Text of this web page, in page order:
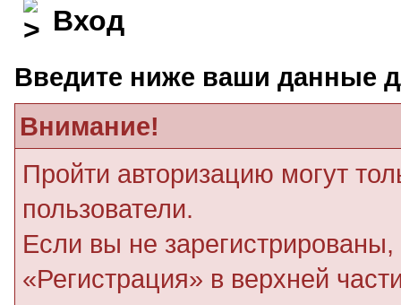
Вход
Введите ниже ваши данные
Внимание!
Пройти авторизацию могут
пользователи.
Если вы не
«Регистрация» в верхней